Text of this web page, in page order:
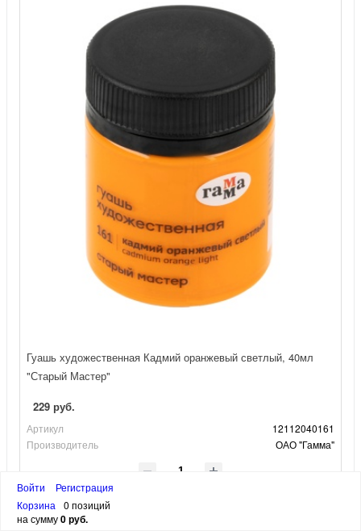
Гуашь художественная Кадмий оранжевый светлый, 40мл
"Старый Мастер"
229 руб.
Артикул
12112040161
Производитель
ОАО "Гамма"
Войти
Регистрация
Корзина
0 позиций
на сумму0 руб.